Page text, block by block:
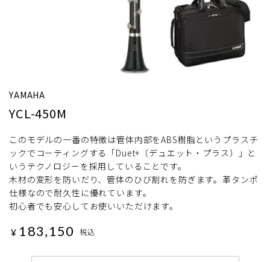
YAMAHA
YCL-450M
このモデルの一番の特徴は管体内部をABS樹脂というプラスチ
ックでコーティングする「Duet+（デュエット・プラス）」と
いうテクノロジーを採用していることです。
木材の変形を防いだり、管体のひび割れを防ぎます。革タンポ
仕様なので耐久性に優れています。
初心者でも安心してお使いいただけます。
¥ 183,150 税込